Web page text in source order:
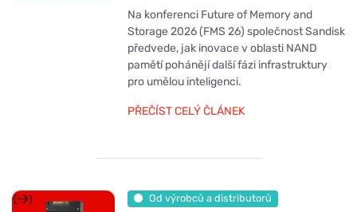
Na konferenci Future of Memory and
Storage 2026 (FMS 26) společnost Sandisk
předvede, jak inovace v oblasti NAND
pamětí pohánějí další fázi infrastruktury
pro umělou inteligenci.
PŘEČÍST CELÝ ČLÁNEK
Od výrobců a distributorů